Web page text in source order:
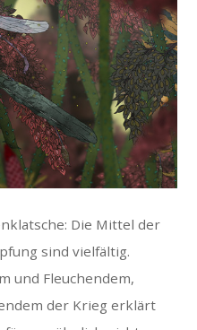
Die Mittel der
sind vielfältig.
und Fleuchendem,
der Krieg erklärt